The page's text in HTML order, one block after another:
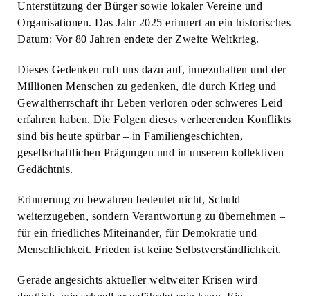
Unterstützung der Bürger sowie lokaler Vereine und
Organisationen. Das Jahr 2025 erinnert an ein historisches
Datum: Vor 80 Jahren endete der Zweite Weltkrieg.
Dieses Gedenken ruft uns dazu auf, innezuhalten und der
Millionen Menschen zu gedenken, die durch Krieg und
Gewaltherrschaft ihr Leben verloren oder schweres Leid
erfahren haben. Die Folgen dieses verheerenden Konflikts
sind bis heute spürbar – in Familiengeschichten,
gesellschaftlichen Prägungen und in unserem kollektiven
Gedächtnis.
Erinnerung zu bewahren bedeutet nicht, Schuld
weiterzugeben, sondern Verantwortung zu übernehmen –
für ein friedliches Miteinander, für Demokratie und
Menschlichkeit. Frieden ist keine Selbstverständlichkeit.
Gerade angesichts aktueller weltweiter Krisen wird